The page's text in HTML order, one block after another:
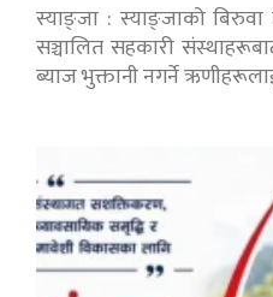
स्याङ्जा : स्याङ्जाको बिरुवा
सञ्चालित सहकारी
ब्याज भुक्तानी नगर्ने